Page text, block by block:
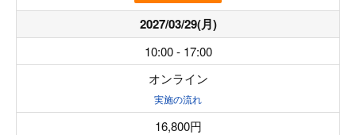
2027/03/29(月)
10:00 - 17:00
オンライン
実施の流れ
16,800円